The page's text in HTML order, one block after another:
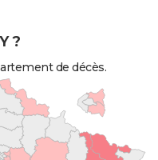
?
de décès.